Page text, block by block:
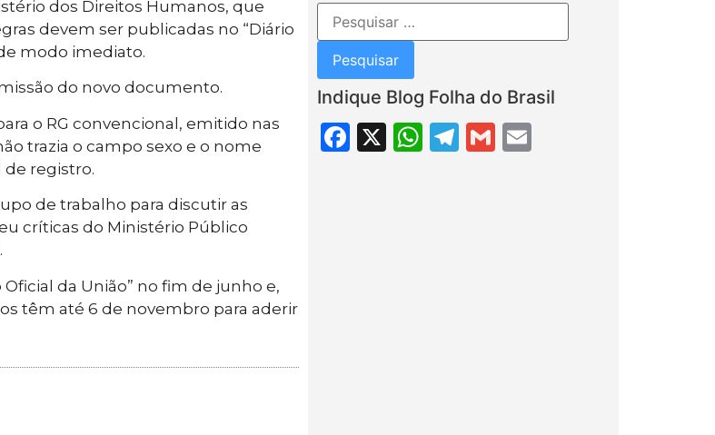
dos Direitos Humanos, que
devem ser publicadas no “Diário
modo imediato.
do novo documento.
o RG convencional, emitido nas
trazia o campo sexo e o nome
registro.
de trabalho para discutir as
críticas do Ministério Público
da União” no fim de junho e,
têm até 6 de novembro para aderir
Indique Blog Folha do Brasil
Facebook
X WhatsApp
Telegram
Gmail